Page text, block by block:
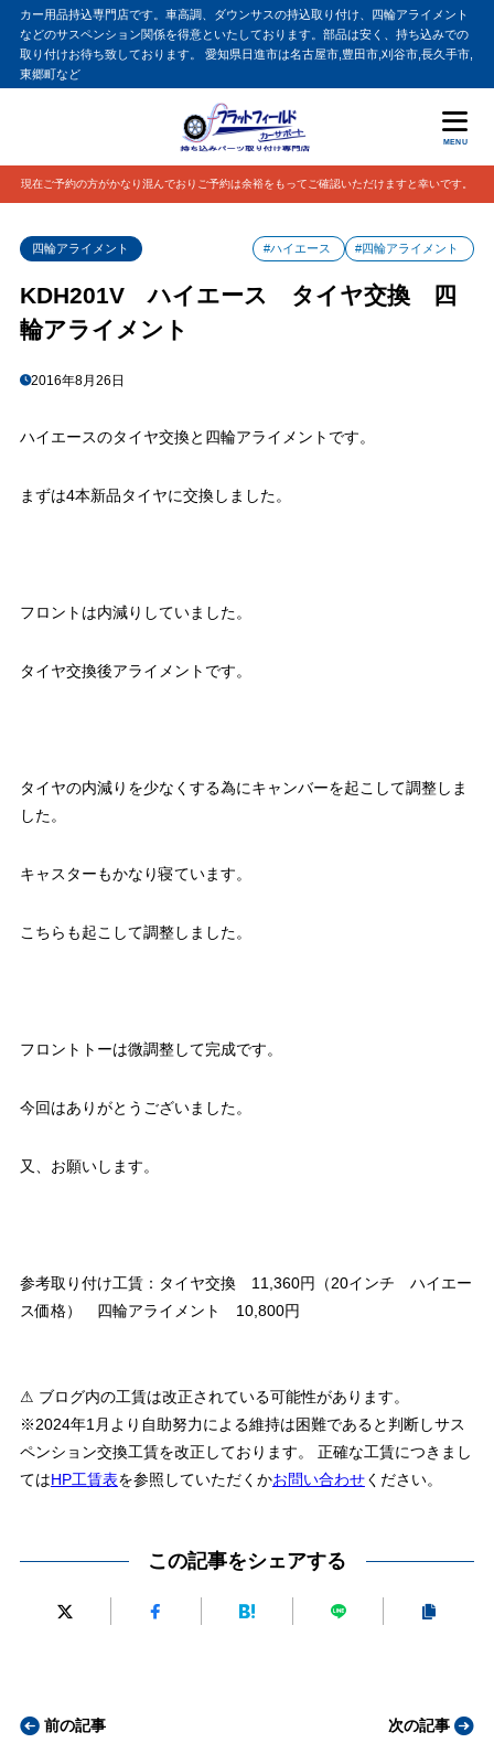
カー用品持込専門店です。車高調、ダウンサスの持込取り付け、四輪アライメント
などのサスペンション関係を得意といたしております。部品は安く、持ち込みでの
取り付けお待ち致しております。 愛知県日進市は名古屋市,豊田市,刈谷市,長久手市,
東郷町など
MENU
現在ご予約の方がかなり混んでおりご予約は余裕をもってご確認いただけますと幸いです。
四輪アライメント #ハイエース #四輪アライメント
KDH201V ハイエース タイヤ交換 四
輪アライメント
2016年8月26日
ハイエースのタイヤ交換と四輪アライメントです。
まずは4本新品タイヤに交換しました。
フロントは内減りしていました。
タイヤ交換後アライメントです。
タイヤの内減りを少なくする為にキャンバーを起こして調整しま
した。
キャスターもかなり寝ています。
こちらも起こして調整しました。
フロントトーは微調整して完成です。
今回はありがとうございました。
又、お願いします。
参考取り付け工賃：タイヤ交換 11,360円（20インチ ハイエー
ス価格） 四輪アライメント 10,800円
⚠ ブログ内の工賃は改正されている可能性があります。
※2024年1月より自助努力による維持は困難であると判断しサス
ペンション交換工賃を改正しております。 正確な工賃につきまし
てはHP工賃表を参照していただくかお問い合わせください。
この記事をシェアする
前の記事 次の記事